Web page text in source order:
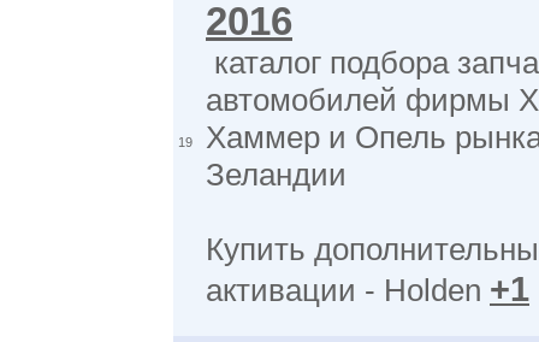
19
2016
каталог подбора
автомобилей фирмы
Хаммер и Опель
Зеландии
Купить
активации - Holden +1